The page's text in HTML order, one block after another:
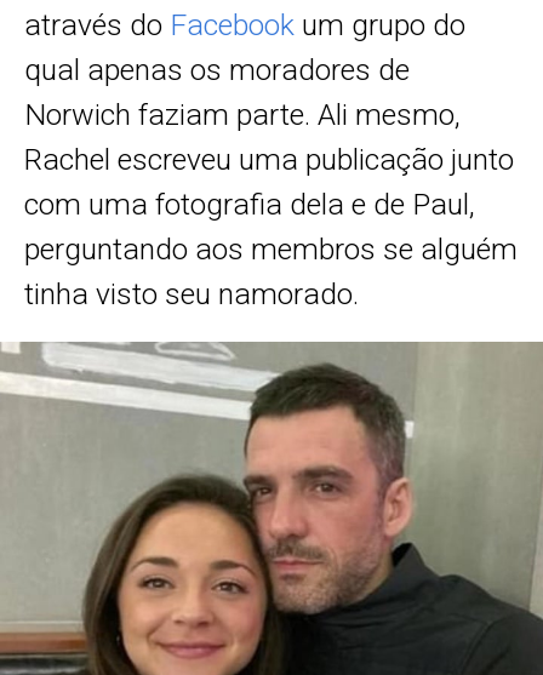
através do Facebook um grupo do
qual apenas os moradores de
Norwich faziam parte. Ali mesmo,
Rachel escreveu uma publicação junto
com uma fotografia dela e de Paul,
perguntando aos membros se alguém
tinha visto seu namorado.